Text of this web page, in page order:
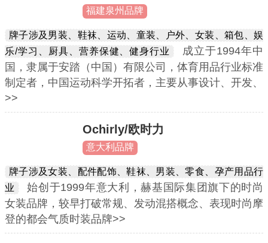
福建泉州品牌
牌子涉及男装、鞋袜、运动、童装、户外、女装、箱包、娱
乐/学习、厨具、营养保健、健身行业
成立于1994年中
国，隶属于安踏（中国）有限公司，体育用品行业标准
制定者，中国运动科学开拓者，主要从事设计、开发、
>>
Ochirly/欧时力
意大利品牌
牌子涉及女装、配件配饰、鞋袜、男装、零食、孕产用品行
业
始创于1999年意大利，赫基国际集团旗下的时尚
女装品牌，较早打破常规、发动混搭概念、表现时尚摩
登的都会气质时装品牌>>